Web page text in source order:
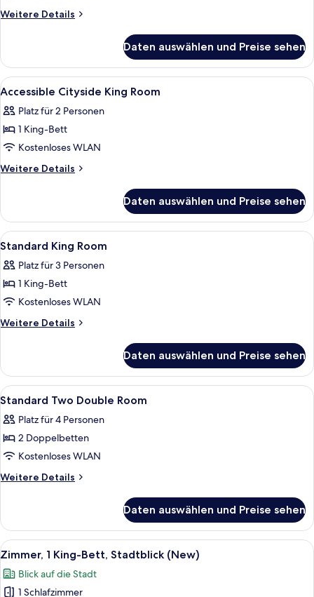
Weitere Details
Weitere
1 King-
Bett
Daten auswählen und Preise sehen
Alle
Fotos
für
Accessible
Cityside
King
Ein Hotelzimmer mit einem großen
3
Accessible Cityside King Room
Platz für 2 Personen
1 King-Bett
Kostenloses WLAN
Weitere Details
Weitere
Cityside
King
Room
Daten auswählen und Preise sehen
Alle
Fotos
für
Standard
King
Room
Ein Hotelzimmer mit einem großen
1
Standard King Room
Platz für 3 Personen
1 King-Bett
Kostenloses WLAN
Weitere Details
Weitere
King
Room
Daten auswählen und Preise sehen
Alle
Fotos
für
Standard
Two
Double
Ein Hotelzimmer mit zwei Betten,
1
Standard Two Double Room
Platz für 4 Personen
2 Doppelbetten
Kostenloses WLAN
Weitere Details
Weitere
Two
Double
Room
Daten auswählen und Preise sehen
Alle
Fotos
für
Ein Hotelzimmer mit einem großen
4
Zimmer, 1 King-Bett, Stadtblick (New)
Blick auf die Stadt
1 Schlafzimmer